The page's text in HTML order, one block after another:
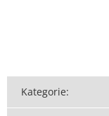
Kategorie: